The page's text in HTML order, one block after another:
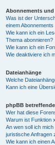
Abonnements und
Was ist der
einem
Wie kann ich ein
Thema abonnieren?
Wie kann ich ein
Wie deaktiviere ich
Dateianhänge
Welche
Kann ich eine
phpBB
Wer hat diese
Warum ist Funktion
An wen soll ich
juristische Anfragen
Wie kann ich einen